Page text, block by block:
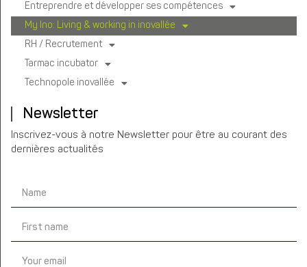
Entreprendre et développer ses compétences
My Ino: Living & working in inovallée
RH / Recrutement
Tarmac incubator
Technopole inovallée
Newsletter
Inscrivez-vous à notre Newsletter pour être au courant des
dernières actualités